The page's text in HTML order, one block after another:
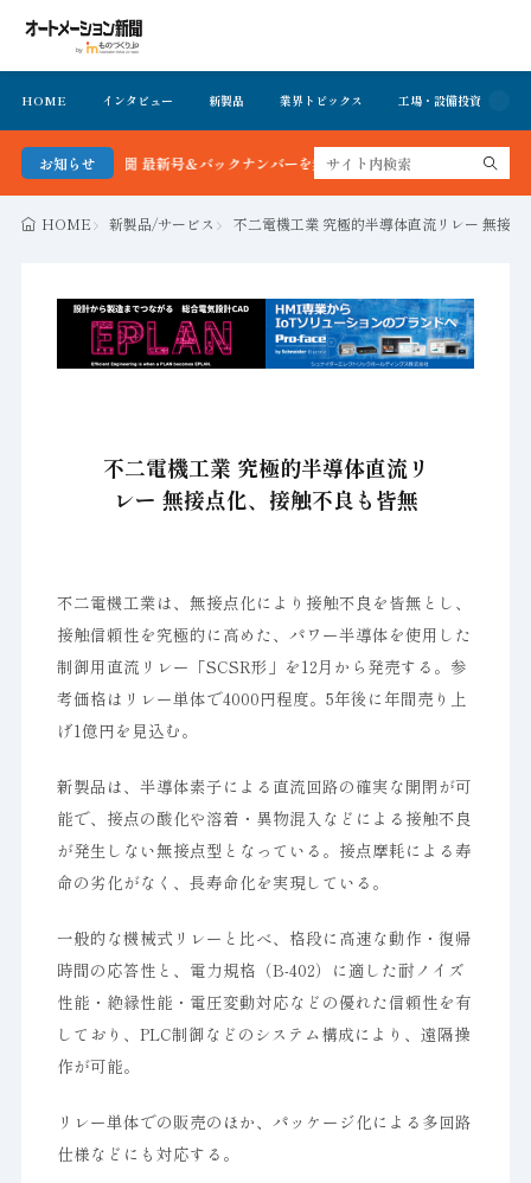
HOME インタビュー 新製品 業界トピックス 工場・設備投資
お知らせ
ション新聞 最新号＆バックナンバーを無料で公開中 詳細はこちら
HOME 新製品/サービス 不二電機工業 究極的半導体直流リレー 無接
不二電機工業 究極的半導体直流リ
レー 無接点化、接触不良も皆無
不二電機工業は、無接点化により接触不良を皆無とし、
接触信頼性を究極的に高めた、パワー半導体を使用した
制御用直流リレー「SCSR形」を12月から発売する。参
考価格はリレー単体で4000円程度。5年後に年間売り上
げ1億円を見込む。
新製品は、半導体素子による直流回路の確実な開閉が可
能で、接点の酸化や溶着・異物混入などによる接触不良
が発生しない無接点型となっている。接点摩耗による寿
命の劣化がなく、長寿命化を実現している。
一般的な機械式リレーと比べ、格段に高速な動作・復帰
時間の応答性と、電力規格（B-402）に適した耐ノイズ
性能・絶縁性能・電圧変動対応などの優れた信頼性を有
しており、PLC制御などのシステム構成により、遠隔操
作が可能。
リレー単体での販売のほか、パッケージ化による多回路
仕様などにも対応する。